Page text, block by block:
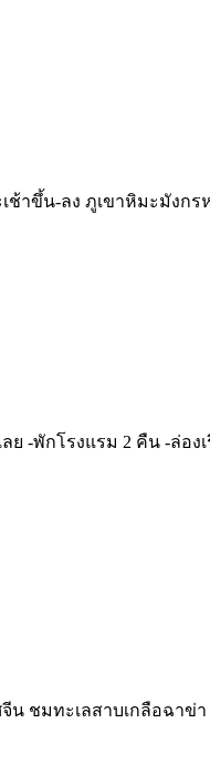
ช้าขึ้น-ลง ภูเขาหิมะมัง
ลย -พักโรงแรม 2 คืน -
น ชมทะเลสาบเกลือฉ